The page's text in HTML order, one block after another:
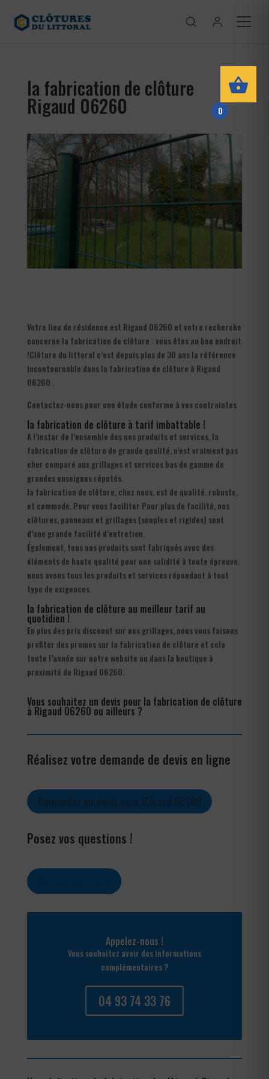
la fabrication de clôture
Rigaud 06260
Votre lieu de résidence est Rigaud 06260 et votre recherche
concerne la fabrication de clôture : vous êtes au bon endroit
!Clôture du littoral c’est depuis plus de 30 ans la référence
incontournable dans la fabrication de clôture à Rigaud
06260 .
Contactez-nous pour une étude conforme à vos contraintes
la fabrication de clôture à tarif imbattable !
A l’instar de l’ensemble des nos produits et services, la
fabrication de clôture de grande qualité, n’est vraiment pas
cher comparé aux grillages et services bas de gamme de
grandes enseignes réputés.
la fabrication de clôture, chez nous, est de qualité. robuste,
et commode. Pour vous faciliter Pour plus de facilité, nos
clôtures, panneaux et grillages (souples et rigides) sont
d’une grande facilité d’entretien.
Également, tous nos produits sont fabriqués avec des
éléments de haute qualité pour une solidité à toute épreuve.
nous avons tous les produits et services répondant à tout
type de exigences.
la fabrication de clôture au meilleur tarif au
quotidien !
En plus des prix discount sur nos grillages, nous vous faisons
profiter des promos sur la fabrication de clôture et cela
toute l’année sur notre website ou dans la boutique à
proximité de Rigaud 06260.
Vous souhaitez un devis pour la fabrication de clôture
à Rigaud 06260 ou ailleurs ?
Réalisez votre demande de devis en ligne
Posez vos questions !
Appelez-nous !
Vous souhaitez avoir des informations
complémentaires ?
04 93 74 33 76
0